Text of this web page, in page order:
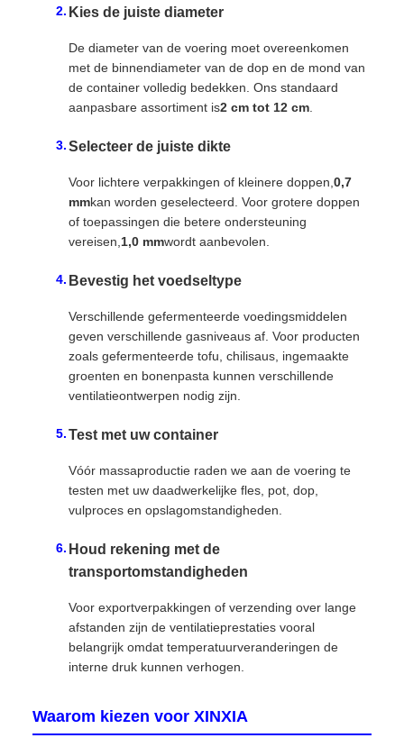
Kies de juiste diameter
De diameter van de voering moet overeenkomen
met de binnendiameter van de dop en de mond van
de container volledig bedekken. Ons standaard
aanpasbare assortiment is2 cm tot 12 cm.
Selecteer de juiste dikte
Voor lichtere verpakkingen of kleinere doppen,0,7
mmkan worden geselecteerd. Voor grotere doppen
of toepassingen die betere ondersteuning
vereisen,1,0 mmwordt aanbevolen.
Bevestig het voedseltype
Verschillende gefermenteerde voedingsmiddelen
geven verschillende gasniveaus af. Voor producten
zoals gefermenteerde tofu, chilisaus, ingemaakte
groenten en bonenpasta kunnen verschillende
ventilatieontwerpen nodig zijn.
Test met uw container
Vóór massaproductie raden we aan de voering te
testen met uw daadwerkelijke fles, pot, dop,
vulproces en opslagomstandigheden.
Houd rekening met de
transportomstandigheden
Voor exportverpakkingen of verzending over lange
afstanden zijn de ventilatieprestaties vooral
belangrijk omdat temperatuurveranderingen de
interne druk kunnen verhogen.
Waarom kiezen voor XINXIA